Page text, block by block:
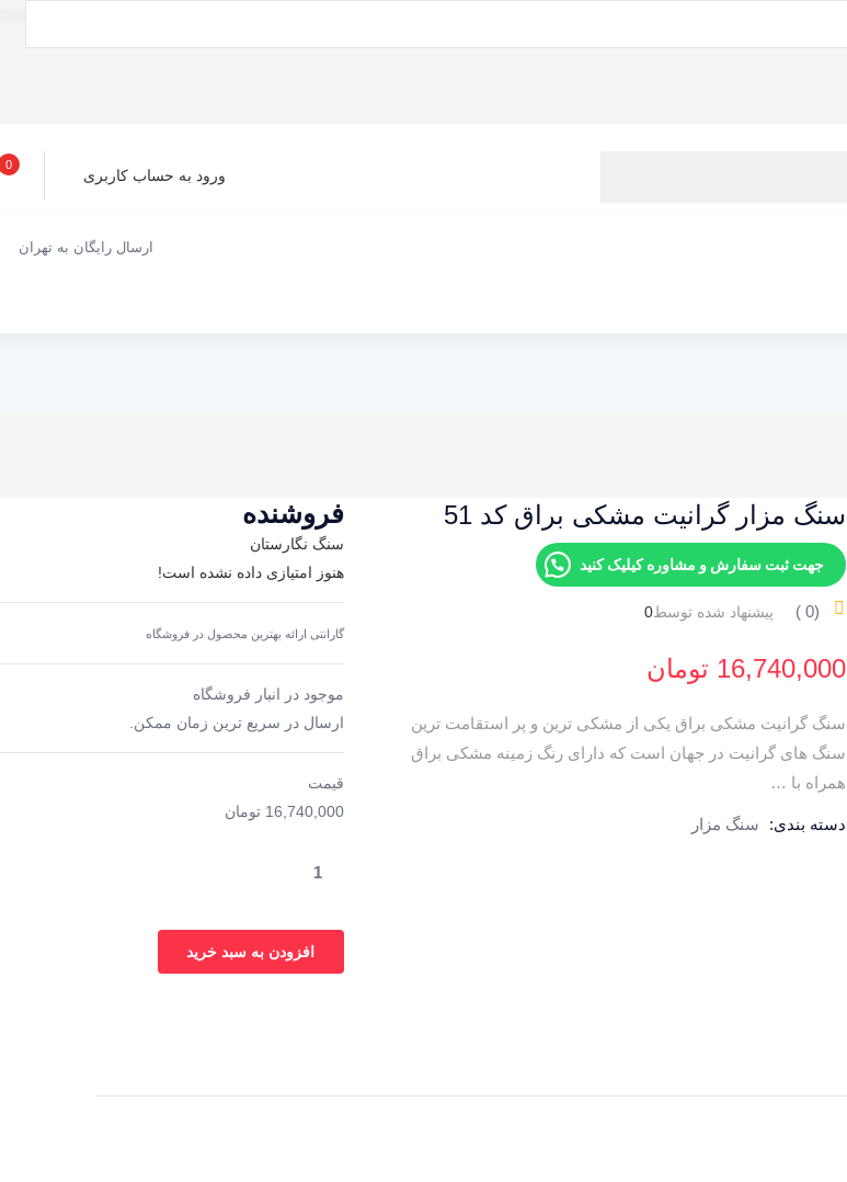
ورود به حساب کاربری
0
ارسال رایگان به تهران
سنگ مزار گرانیت مشکی براق کد 51
جهت ثبت سفارش و مشاوره کیلیک کنید
‏‫(
0
) پیشنهاد شده توسط0
16,740,000 تومان
سنگ گرانیت مشکی براق یکی از مشکی ترین و پر استقامت ترین
سنگ های گرانیت در جهان است که دارای رنگ زمینه مشکی براق
همراه با …
دسته بندی: سنگ مزار
فروشنده
سنگ نگارستان
هنوز امتیازی داده نشده است!
گارانتی ارائه بهترین محصول در فروشگاه
موجود در انبار فروشگاه
ارسال در سریع ترین زمان ممکن.
قیمت
16,740,000 تومان
افزودن به سبد خرید